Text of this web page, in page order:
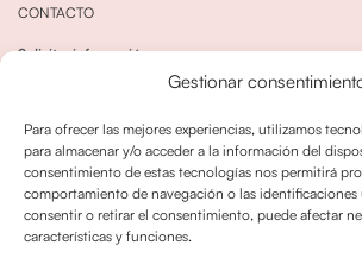
Gestionar
Para ofrecer las mejores experiencias, utilizamos
para almacenar y/o acceder a la información del
consentimiento de estas tecnologías nos permitirá
comportamiento de navegación o las identificaciones
consentir o retirar el consentimiento, puede afectar
características y funciones.
CONTACTO
Solicitar información